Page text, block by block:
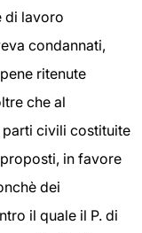
di lavoro
condannati,
ritenute
che al
civili costituite
in favore
dei
il quale il P. di